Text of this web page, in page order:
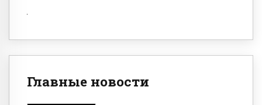
Главные новости